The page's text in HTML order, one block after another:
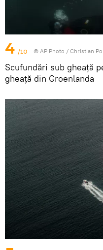
4 /10 © AP Photo / Christian
Scufundări sub gheață
gheață din Groenlanda